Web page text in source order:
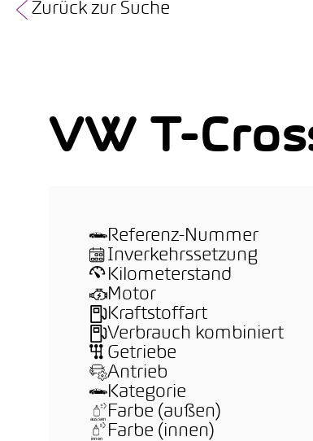
Zurück zur Suche
VW T-
Referenz-Nummer
Inverkehrssetzung
Kilometerstand
Motor
Kraftstoffart
Verbrauch kombiniert
Getriebe
Antrieb
Kategorie
Farbe (außen)
Farbe (innen)